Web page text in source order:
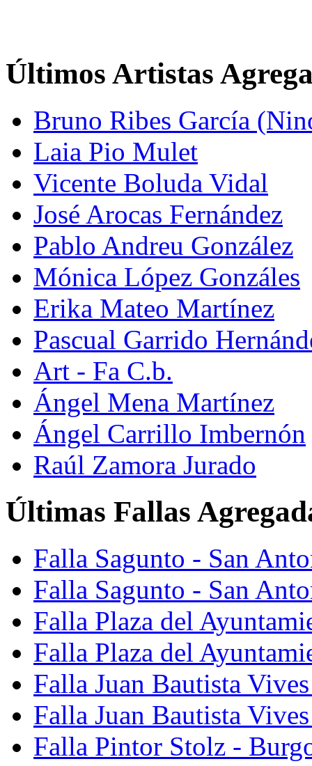
Últimos Artistas
Bruno Ribes García
Laia Pio Mulet
Vicente Boluda Vidal
José Arocas Fernández
Pablo Andreu González
Mónica López Gonzáles
Erika Mateo Martínez
Pascual Garrido
Art - Fa C.b.
Ángel Mena Martínez
Ángel Carrillo Imbernón
Raúl Zamora Jurado
Últimas Fallas
Falla Sagunto - San
Falla Sagunto - San
Falla Plaza del
Falla Plaza del
Falla Juan Bautista
Falla Juan Bautista
Falla Pintor Stolz -